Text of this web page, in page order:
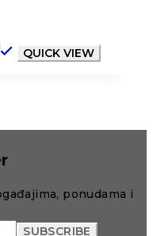
QUICK VIEW
ponudama i